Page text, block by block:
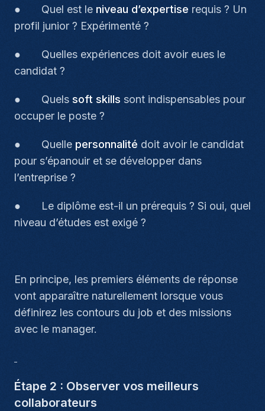
● Quel est le niveau d’expertise requis ? Un
profil junior ? Expérimenté ?
● Quelles expériences doit avoir eues le
candidat ?
● Quels soft skills sont indispensables pour
occuper le poste ?
● Quelle personnalité doit avoir le candidat
pour s’épanouir et se développer dans
l’entreprise ?
● Le diplôme est-il un prérequis ? Si oui, quel
niveau d’études est exigé ?
En principe, les premiers éléments de réponse
vont apparaître naturellement lorsque vous
définirez les contours du job et des missions
avec le manager.
Étape 2 : Observer vos meilleurs
collaborateurs